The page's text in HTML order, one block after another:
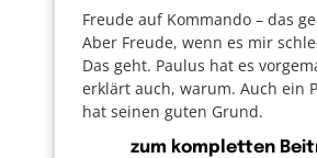
Freude auf Kommando – das
Aber Freude, wenn es mir
Das geht. Paulus hat es
erklärt auch, warum. Auch ein
hat seinen guten Grund.
zum kompletten